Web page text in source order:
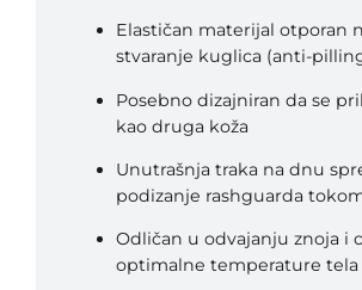
Elastičan materijal otporan
stvaranje kuglica (anti-
Posebno dizajniran da se
kao druga koža
Unutrašnja traka na dnu
podizanje rashguarda
Odličan u odvajanju znoja i
optimalne temperature tela